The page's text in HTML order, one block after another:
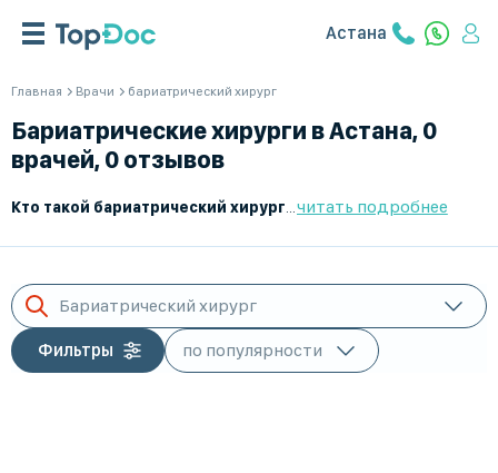
Астана
Главная Врачи бариатрический хирург
Бариатрические хирурги в Астана, 0
врачей, 0 отзывов
Бариатрический хирург –
читать подробнее
Бариатрический хирург
Фильтры